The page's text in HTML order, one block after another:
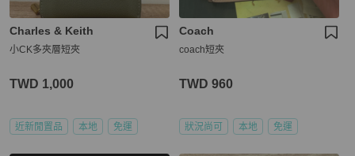
Charles & Keith
小CK多夾層短夾
TWD 1,000
近新閒置品 本地 免運
Coach
coach短夾
TWD 960
狀況尚可 本地 免運